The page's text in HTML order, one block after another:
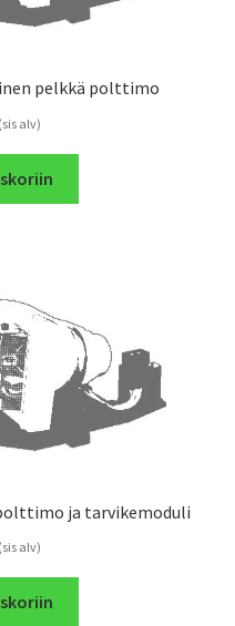
pelkkä polttimo
(sis alv)
ja tarvikemoduli
(sis alv)